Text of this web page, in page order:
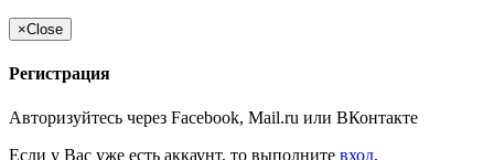
×Close
Регистрация
Авторизуйтесь через Facebook, Mail.ru или ВКонтакте
Если у Вас уже есть аккаунт, то выполните вход.